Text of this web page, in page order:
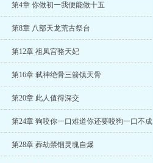
第4章 你做初一我便能做十五
第8章 八部天龙荒古祭台
第12章 祖凤宫骆天妃
第16章 弑神绝骨三箭镇天骨
第20章 此人值得深交
第24章 狗咬你一口难道你还要咬狗一口不成
第28章 葬劫禁锢灵魂自爆